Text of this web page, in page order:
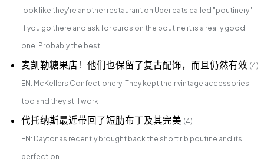
look like they're another restaurant on Uber eats called "poutinery".
If you go there and ask for curds on the poutine it is a really good
one. Probably the best
麦凯勒糖果店！他们也保留了复古配饰，而且仍然有效 (4)
EN: McKellers Confectionery! They kept their vintage accessories
too and they still work
代托纳斯最近带回了短肋布丁及其完美 (4)
EN: Daytonas recently brought back the short rib poutine and its
perfection